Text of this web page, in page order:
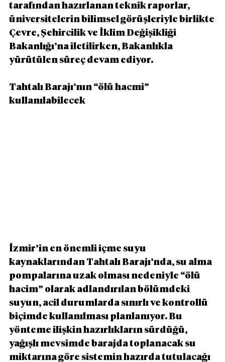
tarafından hazırlanan teknik raporlar,
üniversitelerin bilimsel görüşleriyle birlikte
Çevre, Şehircilik ve İklim Değişikliği
Bakanlığı’na iletilirken, Bakanlıkla
yürütülen süreç devam ediyor.
Tahtalı Barajı’nın “ölü hacmi”
kullanılabilecek
İzmir’in en önemli içme suyu
kaynaklarından Tahtalı Barajı’nda, su alma
pompalarına uzak olması nedeniyle “ölü
hacim” olarak adlandırılan bölümdeki
suyun, acil durumlarda sınırlı ve kontrollü
biçimde kullanılması planlanıyor. Bu
yönteme ilişkin hazırlıkların sürdüğü,
yağışlı mevsimde barajda toplanacak su
miktarına göre sistemin hazırda tutulacağı